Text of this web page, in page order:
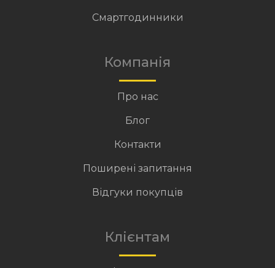
Смартгодинники
Компанія
Про нас
Блог
Контакти
Поширені запитання
Відгуки покупців
Клієнтам